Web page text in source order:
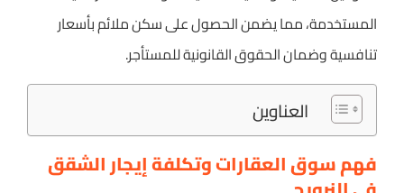
المستخدمة، مما يضمن الحصول على سكن ملائم بأسعار
تنافسية وضمان الحقوق القانونية للمستأجر.
العناوين
فهم سوق العقارات وتكلفة إيجار الشقق